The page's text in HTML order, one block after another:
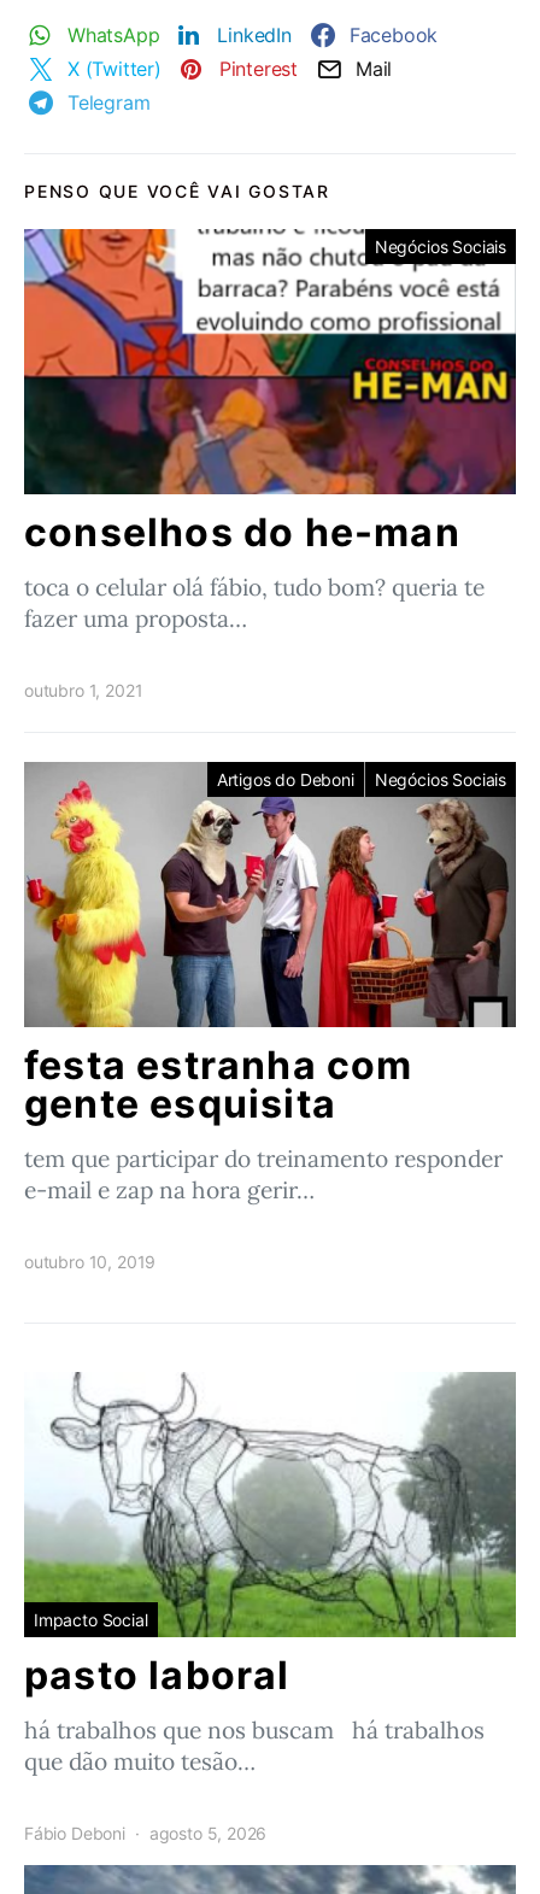
WhatsApp LinkedIn
Facebook
X (Twitter)
Pinterest
Mail
Telegram
PENSO QUE VOCÊ VAI GOSTAR
Negócios Sociais
conselhos do he-man
toca o celular olá fábio, tudo bom? queria te
fazer uma proposta…
outubro 1, 2021
Artigos do Deboni Negócios Sociais
festa estranha com
gente esquisita
tem que participar do treinamento responder
e-mail e zap na hora gerir…
outubro 10, 2019
Impacto Social
pasto laboral
há trabalhos que nos buscam há trabalhos
que dão muito tesão…
Fábio Deboni agosto 5, 2026